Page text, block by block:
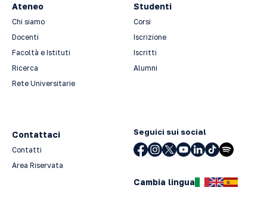
Ateneo
Chi siamo
Docenti
Facoltà e Istituti
Ricerca
Rete Universitarie
Studenti
Corsi
Iscrizione
Iscritti
Alumni
Contattaci
Contatti
Area Riservata
Seguici sui social
Cambia lingua